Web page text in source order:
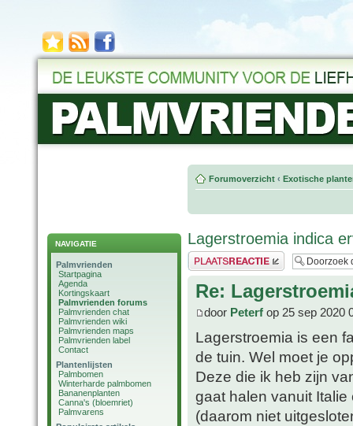
NAVIGATIE
Palmvrienden
Startpagina
Agenda
Kortingskaart
Palmvrienden forums
Palmvrienden chat
Palmvrienden wiki
Palmvrienden maps
Palmvrienden label
Contact
Plantenlijsten
Palmbomen
Winterharde palmbomen
Bananenplanten
Canna's (bloemriet)
Palmvarens
Forumoverzicht ‹ Exotische
Lagerstroemia indica
Plaats een reactie
Re:
door Peterf op 25 sep 2020
Lagerstroemia is een
de tuin. Wel moet je
Deze die ik heb zijn
gaat halen vanuit
(daarom niet